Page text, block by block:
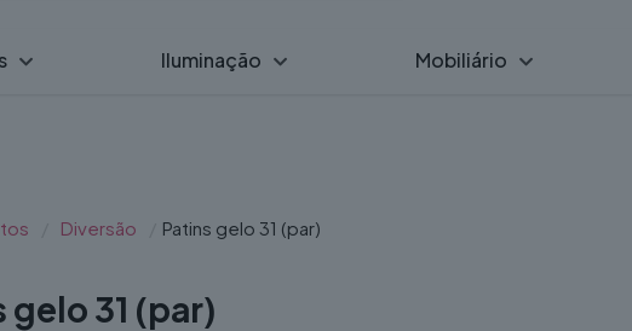
Iluminação Mobiliário
Diversão Patins gelo 31 (par)
gelo 31 (par)